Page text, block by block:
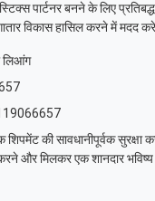
पार्टनर बनने के लिए
विकास हासिल करने में मदद
लिआंग
की सावधानीपूर्वक सुरक्षा
और मिलकर एक शानदार भविष्य